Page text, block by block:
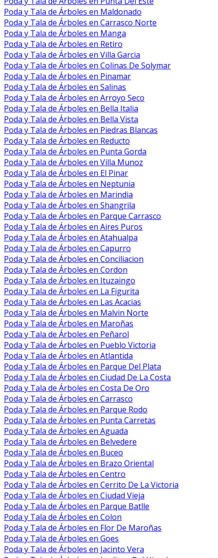
Poda y Tala de Árboles en Maldonado
Poda y Tala de Árboles en Carrasco Norte
Poda y Tala de Árboles en Manga
Poda y Tala de Árboles en Retiro
Poda y Tala de Árboles en Villa Garcia
Poda y Tala de Árboles en Colinas De Solymar
Poda y Tala de Árboles en Pinamar
Poda y Tala de Árboles en Salinas
Poda y Tala de Árboles en Arroyo Seco
Poda y Tala de Árboles en Bella Italia
Poda y Tala de Árboles en Bella Vista
Poda y Tala de Árboles en Piedras Blancas
Poda y Tala de Árboles en Reducto
Poda y Tala de Árboles en Punta Gorda
Poda y Tala de Árboles en Villa Munoz
Poda y Tala de Árboles en El Pinar
Poda y Tala de Árboles en Neptunia
Poda y Tala de Árboles en Marindia
Poda y Tala de Árboles en Shangrila
Poda y Tala de Árboles en Parque Carrasco
Poda y Tala de Árboles en Aires Puros
Poda y Tala de Árboles en Atahualpa
Poda y Tala de Árboles en Capurro
Poda y Tala de Árboles en Conciliacion
Poda y Tala de Árboles en Cordon
Poda y Tala de Árboles en Ituzaingo
Poda y Tala de Árboles en La Figurita
Poda y Tala de Árboles en Las Acacias
Poda y Tala de Árboles en Malvin Norte
Poda y Tala de Árboles en Maroñas
Poda y Tala de Árboles en Peñarol
Poda y Tala de Árboles en Pueblo Victoria
Poda y Tala de Árboles en Atlantida
Poda y Tala de Árboles en Parque Del Plata
Poda y Tala de Árboles en Ciudad De La Costa
Poda y Tala de Árboles en Costa De Oro
Poda y Tala de Árboles en Carrasco
Poda y Tala de Árboles en Parque Rodo
Poda y Tala de Árboles en Punta Carretas
Poda y Tala de Árboles en Aguada
Poda y Tala de Árboles en Belvedere
Poda y Tala de Árboles en Buceo
Poda y Tala de Árboles en Brazo Oriental
Poda y Tala de Árboles en Centro
Poda y Tala de Árboles en Cerrito De La Victoria
Poda y Tala de Árboles en Ciudad Vieja
Poda y Tala de Árboles en Parque Batlle
Poda y Tala de Árboles en Colon
Poda y Tala de Árboles en Flor De Maroñas
Poda y Tala de Árboles en Goes
Poda y Tala de Árboles en Jacinto Vera